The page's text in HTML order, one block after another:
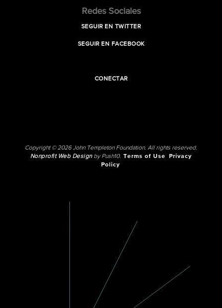
Redes Sociales
SEGUIR EN TWITTER
SEGUIR EN FACEBOOK
CONECTAR
Copyright © 2026 John Templeton Foundation. All rights reserved.
Nonprofit Web Designby Push10. Terms of Use
Privacy
Policy